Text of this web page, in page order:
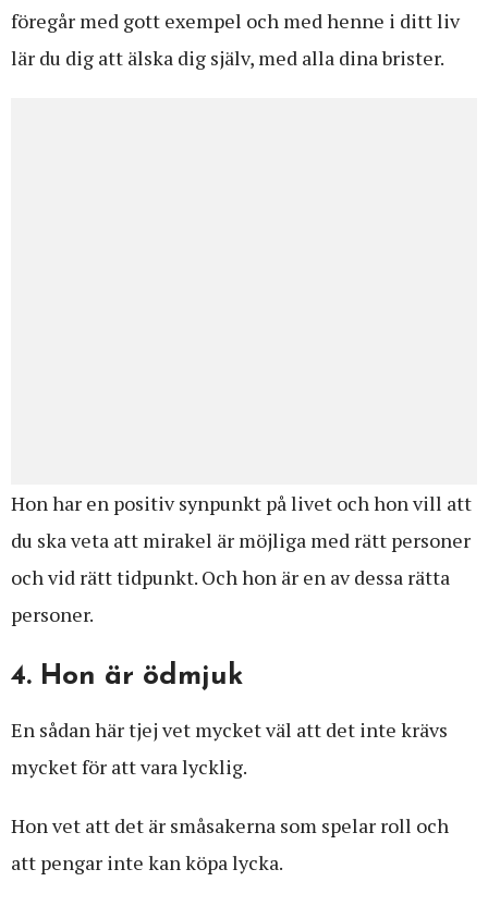
föregår med gott exempel och med henne i ditt liv
lär du dig att älska dig själv, med alla dina brister.
Hon har en positiv synpunkt på livet och hon vill att
du ska veta att mirakel är möjliga med rätt personer
och vid rätt tidpunkt. Och hon är en av dessa rätta
personer.
4. Hon är ödmjuk
En sådan här tjej vet mycket väl att det inte krävs
mycket för att vara lycklig.
Hon vet att det är småsakerna som spelar roll och
att pengar inte kan köpa lycka.